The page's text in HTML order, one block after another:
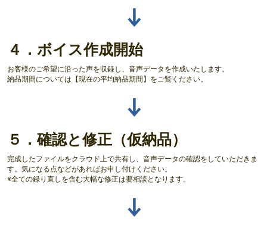
↓
４．ボイス作成開始
お客様のご希望に沿った声を収録し、音声データを作成いたします。
納品期間については【現在の平均納品期間】をご覧ください。
↓
５．確認と修正（仮納品）
完成したファイルをクラウド上で共有し、音声データの確認をしていただきま
す。気になる点などがあればお申し付けください。
※全ての録り直しを含む大幅な修正は要相談となります。
↓